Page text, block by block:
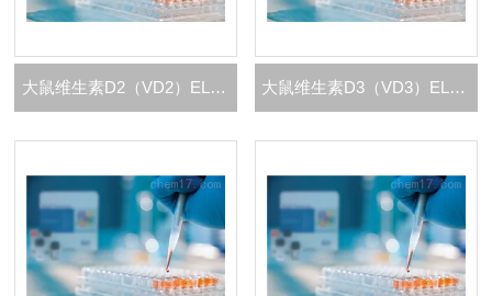
大鼠维生素D2（VD2）ELISA 试剂盒 大鼠维生素D3（VD3）ELISA 试剂盒